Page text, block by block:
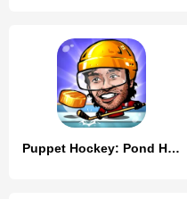
Puppet Hockey: Pond Head